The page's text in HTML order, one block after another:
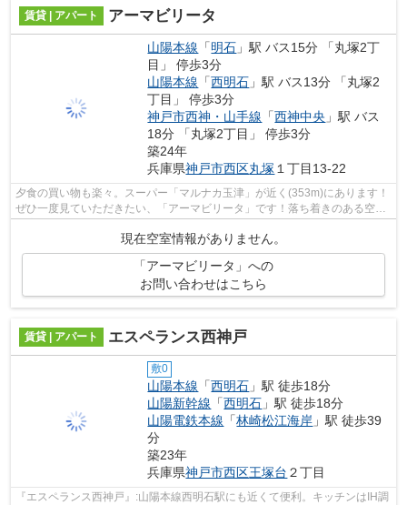
賃貸 | アパート アーマビリータ
山陽本線 「明石 」駅 バス15分 「丸塚2丁
目」 停歩3分
山陽本線 「西明石 」駅 バス13分 「丸塚2
丁目」 停歩3分
神戸市西神・山手線 「西神中央 」駅 バス
18分 「丸塚2丁目」 停歩3分
築24年
兵庫県神戸市西区丸塚１丁目13-22
夕食の買い物も楽々。スーパー「マルナカ玉津」が近く(353m)にあります！
ぜひ一度見ていただきたい、「アーマビリータ」です！落ち着きのある空間
現在空室情報がありません。
「アーマビリータ」への
お問い合わせはこちら
賃貸 | アパート エスペランス西神戸
敷0
山陽本線 「西明石 」駅 徒歩18分
山陽新幹線 「西明石 」駅 徒歩18分
山陽電鉄本線 「林崎松江海岸 」駅 徒歩39
分
築23年
兵庫県神戸市西区王塚台 ２丁目
『エスペランス西神戸』:山陽本線西明石駅にも近くて便利。キッチンはIH調